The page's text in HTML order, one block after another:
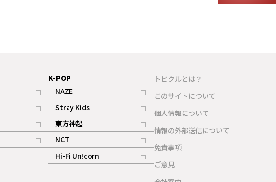
K-POP
NAZE
記事
Stray Kids
記事
東方神起
記事
NCT
記事
Hi-Fi Un!corn
記事
トピクルとは？
このサイトについて
個人情報について
情報の外部送信について
免責事項
ご意見